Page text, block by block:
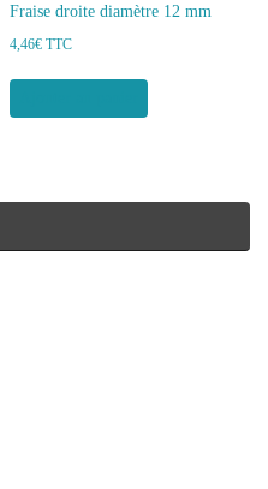
Fraise droite diamètre 12 mm
4,46€ TTC